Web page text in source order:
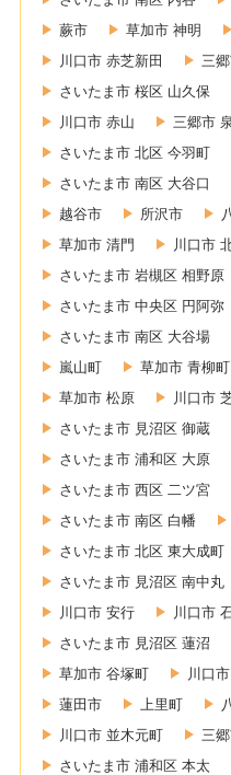
蕨市
草加市 神明
川口市 赤芝新田
三
さいたま市 桜区 山久保
川口市 赤山
三郷市
さいたま市 北区 今羽町
さいたま市 南区 大谷口
越谷市
所沢市
草加市 清門
川口市
さいたま市 岩槻区 相野原
さいたま市 中央区 円阿弥
さいたま市 南区 大谷場
嵐山町
草加市 青柳町
草加市 松原
川口市
さいたま市 見沼区 御蔵
さいたま市 浦和区 大原
さいたま市 西区 二ツ宮
さいたま市 南区 白幡
さいたま市 北区 東大成町
さいたま市 見沼区 南中丸
川口市 安行
川口市
さいたま市 見沼区 蓮沼
草加市 谷塚町
川口
蓮田市
上里町
川口市 並木元町
三
さいたま市 浦和区 本太